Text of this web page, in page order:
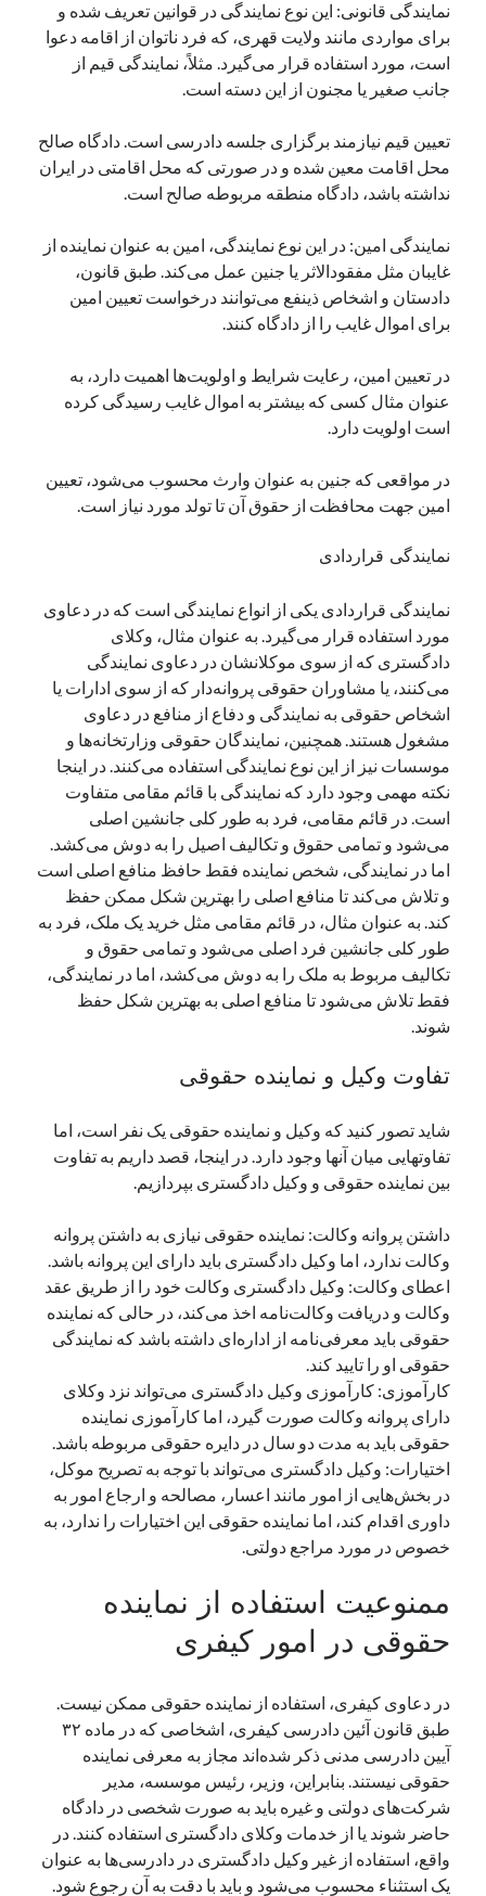
نمایندگی قانونی: این نوع نمایندگی در قوانین تعریف شده و
برای مواردی مانند ولایت قهری، که فرد ناتوان از اقامه دعوا
است، مورد استفاده قرار می‌گیرد. مثلاً، نمایندگی قیم از
جانب صغیر یا مجنون از این دسته است.
تعیین قیم نیازمند برگزاری جلسه دادرسی است. دادگاه صالح
محل اقامت معین شده و در صورتی که محل اقامتی در ایران
نداشته باشد، دادگاه منطقه مربوطه صالح است.
نمایندگی امین: در این نوع نمایندگی، امین به عنوان نماینده از
غایبان مثل مفقودالاثر یا جنین عمل می‌کند. طبق قانون،
دادستان و اشخاص ذینفع می‌توانند درخواست تعیین امین
برای اموال غایب را از دادگاه کنند.
در تعیین امین، رعایت شرایط و اولویت‌ها اهمیت دارد، به
عنوان مثال کسی که بیشتر به اموال غایب رسیدگی کرده
است اولویت دارد.
در مواقعی که جنین به عنوان وارث محسوب می‌شود، تعیین
امین جهت محافظت از حقوق آن تا تولد مورد نیاز است.
نمایندگی قراردادی
نمایندگی قراردادی یکی از انواع نمایندگی است که در دعاوی
مورد استفاده قرار می‌گیرد. به عنوان مثال، وکلای
دادگستری که از سوی موکلانشان در دعاوی نمایندگی
می‌کنند، یا مشاوران حقوقی پروانه‌دار که از سوی ادارات یا
اشخاص حقوقی به نمایندگی و دفاع از منافع در دعاوی
مشغول هستند. همچنین، نمایندگان حقوقی وزارتخانه‌ها و
موسسات نیز از این نوع نمایندگی استفاده می‌کنند. در اینجا
نکته مهمی وجود دارد که نمایندگی با قائم مقامی متفاوت
است. در قائم مقامی، فرد به طور کلی جانشین اصلی
می‌شود و تمامی حقوق و تکالیف اصیل را به دوش می‌کشد.
اما در نمایندگی، شخص نماینده فقط حافظ منافع اصلی است
و تلاش می‌کند تا منافع اصلی را بهترین شکل ممکن حفظ
کند. به عنوان مثال، در قائم مقامی مثل خرید یک ملک، فرد به
طور کلی جانشین فرد اصلی می‌شود و تمامی حقوق و
تکالیف مربوط به ملک را به دوش می‌کشد، اما در نمایندگی،
فقط تلاش می‌شود تا منافع اصلی به بهترین شکل حفظ
شوند.
تفاوت وکیل و نماینده حقوقی
شاید تصور کنید که وکیل و نماینده حقوقی یک نفر است، اما
تفاوتهایی میان آنها وجود دارد. در اینجا، قصد داریم به تفاوت
بین نماینده حقوقی و وکیل دادگستری بپردازیم.
داشتن پروانه وکالت: نماینده حقوقی نیازی به داشتن پروانه
وکالت ندارد، اما وکیل دادگستری باید دارای این پروانه باشد.
اعطای وکالت: وکیل دادگستری وکالت خود را از طریق عقد
وکالت و دریافت وکالت‌نامه اخذ می‌کند، در حالی که نماینده
حقوقی باید معرفی‌نامه از اداره‌ای داشته باشد که نمایندگی
حقوقی او را تایید کند.
کارآموزی: کارآموزی وکیل دادگستری می‌تواند نزد وکلای
دارای پروانه وکالت صورت گیرد، اما کارآموزی نماینده
حقوقی باید به مدت دو سال در دایره حقوقی مربوطه باشد.
اختیارات: وکیل دادگستری می‌تواند با توجه به تصریح موکل،
در بخش‌هایی از امور مانند اعسار، مصالحه و ارجاع امور به
داوری اقدام کند، اما نماینده حقوقی این اختیارات را ندارد، به‌
خصوص در مورد مراجع دولتی.
ممنوعیت استفاده از نماینده
حقوقی در امور کیفری
در دعاوی کیفری، استفاده از نماینده حقوقی ممکن نیست.
طبق قانون آئین دادرسی کیفری، اشخاصی که در ماده ۳۲
آیین دادرسی مدنی ذکر شده‌اند مجاز به معرفی نماینده
حقوقی نیستند. بنابراین، وزیر، رئیس موسسه، مدیر
شرکت‌های دولتی و غیره باید به صورت شخصی در دادگاه
حاضر شوند یا از خدمات وکلای دادگستری استفاده کنند. در
واقع، استفاده از غیر وکیل دادگستری در دادرسی‌ها به عنوان
یک استثناء محسوب می‌شود و باید با دقت به آن رجوع شود.